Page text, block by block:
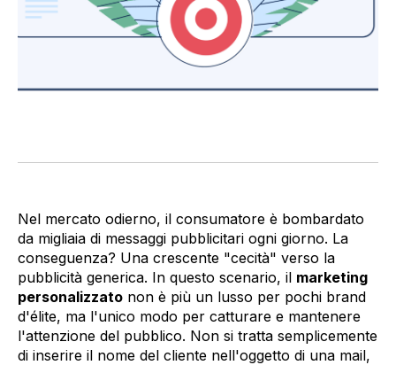
Nel mercato odierno, il consumatore è bombardato
da migliaia di messaggi pubblicitari ogni giorno. La
conseguenza? Una crescente "cecità" verso la
pubblicità generica. In questo scenario, il marketing
personalizzato non è più un lusso per pochi brand
d'élite, ma l'unico modo per catturare e mantenere
l'attenzione del pubblico. Non si tratta semplicemente
di inserire il nome del cliente nell'oggetto di una mail,